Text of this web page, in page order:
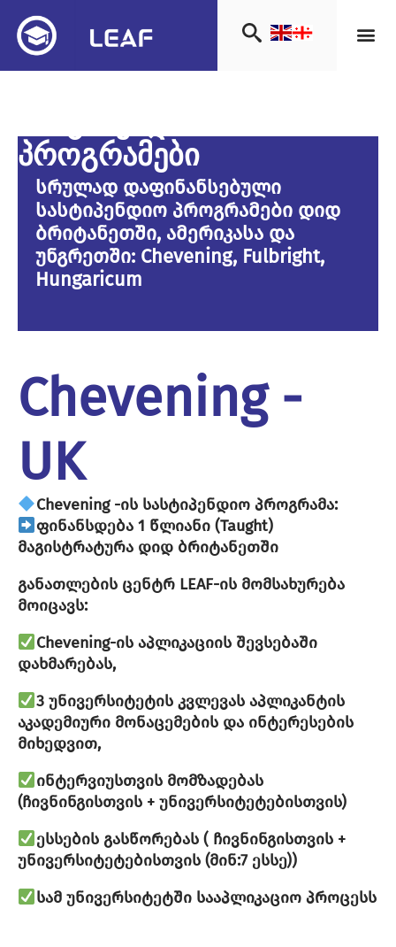
პროგრამები
სრულად დაფინანსებული
სასტიპენდიო პროგრამები დიდ
ბრიტანეთში, ამერიკასა და
უნგრეთში: Chevening, Fulbright,
Hungaricum
Chevening -
UK
Chevening -ის სასტიპენდიო პროგრამა:
ფინანსდება 1 წლიანი (Taught)
მაგისტრატურა დიდ ბრიტანეთში
განათლების ცენტრ LEAF-ის მომსახურება
მოიცავს:
Chevening-ის აპლიკაციის შევსებაში
დახმარებას,
3 უნივერსიტეტის კვლევას აპლიკანტის
აკადემიური მონაცემების და ინტერესების
მიხედვით,
ინტერვიუსთვის მომზადებას
(ჩივნინგისთვის + უნივერსიტეტებისთვის)
ესსების გასწორებას ( ჩივნინგისთვის +
უნივერსიტეტებისთვის (მინ:7 ესსე))
სამ უნივერსიტეტში სააპლიკაციო პროცესს